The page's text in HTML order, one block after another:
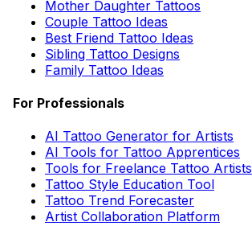
Mother Daughter Tattoos
Couple Tattoo Ideas
Best Friend Tattoo Ideas
Sibling Tattoo Designs
Family Tattoo Ideas
For Professionals
AI Tattoo Generator for Artists
AI Tools for Tattoo Apprentices
Tools for Freelance Tattoo Artists
Tattoo Style Education Tool
Tattoo Trend Forecaster
Artist Collaboration Platform